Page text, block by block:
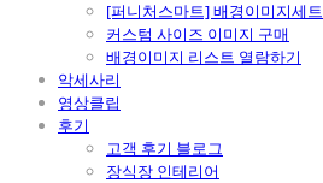
[퍼니처스마트] 배경이미지세트
커스텀 사이즈 이미지 구매
배경이미지 리스트 열람하기
악세사리
영상클립
후기
고객 후기 블로그
장식장 인테리어